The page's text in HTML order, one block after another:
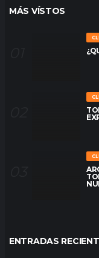
MÁS VÍSTOS
ENTRADAS